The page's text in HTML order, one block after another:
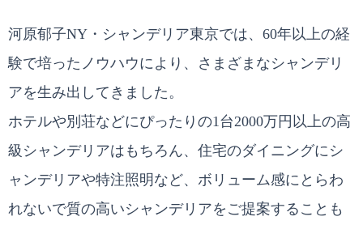
河原郁子NY・シャンデリア東京では、60年以上の経
験で培ったノウハウにより、さまざまなシャンデリ
アを生み出してきました。
ホテルや別荘などにぴったりの1台2000万円以上の高
級シャンデリアはもちろん、住宅のダイニングにシ
ャンデリアや特注照明など、ボリューム感にとらわ
れないで質の高いシャンデリアをご提案することも